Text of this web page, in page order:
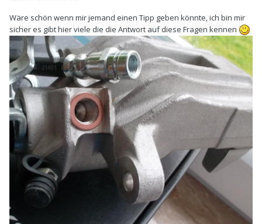
Wäre schön wenn mir jemand einen Tipp geben könnte, ich bin mir
sicher es gibt hier viele die die Antwort auf diese Fragen kennen